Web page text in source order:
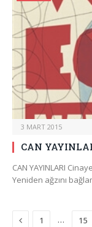
3 MART 2015
CAN
CAN YAYINLARI
Yeniden ağzını
Previous
1 … 15